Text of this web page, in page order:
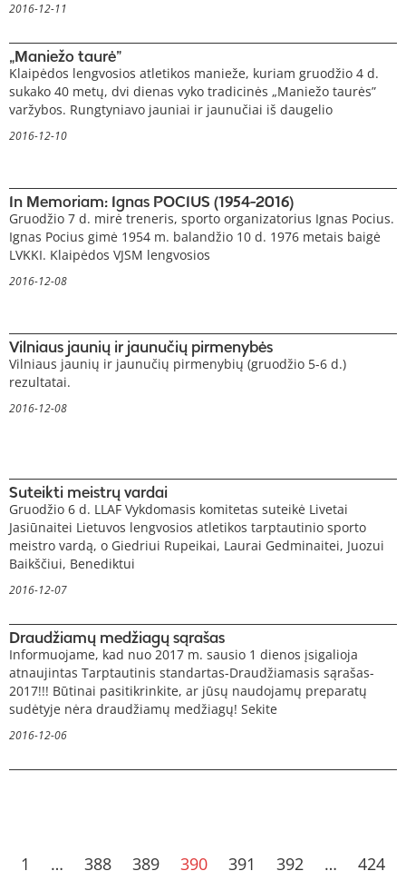
2016-12-11
„Maniežo taurė”
Klaipėdos lengvosios atletikos manieže, kuriam gruodžio 4 d.
sukako 40 metų, dvi dienas vyko tradicinės „Maniežo taurės”
varžybos. Rungtyniavo jauniai ir jaunučiai iš daugelio
2016-12-10
In Memoriam: Ignas POCIUS (1954-2016)
Gruodžio 7 d. mirė treneris, sporto organizatorius Ignas Pocius.
Ignas Pocius gimė 1954 m. balandžio 10 d. 1976 metais baigė
LVKKI. Klaipėdos VJSM lengvosios
2016-12-08
Vilniaus jaunių ir jaunučių pirmenybės
Vilniaus jaunių ir jaunučių pirmenybių (gruodžio 5-6 d.)
rezultatai.
2016-12-08
Suteikti meistrų vardai
Gruodžio 6 d. LLAF Vykdomasis komitetas suteikė Livetai
Jasiūnaitei Lietuvos lengvosios atletikos tarptautinio sporto
meistro vardą, o Giedriui Rupeikai, Laurai Gedminaitei, Juozui
Baikščiui, Benediktui
2016-12-07
Draudžiamų medžiagų sąrašas
Informuojame, kad nuo 2017 m. sausio 1 dienos įsigalioja
atnaujintas Tarptautinis standartas-Draudžiamasis sąrašas-
2017!!! Būtinai pasitikrinkite, ar jūsų naudojamų preparatų
sudėtyje nėra draudžiamų medžiagų! Sekite
2016-12-06
1 … 388 389 390 391 392 … 424